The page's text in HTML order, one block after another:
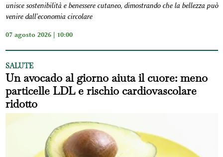
unisce sostenibilità e benessere cutaneo, dimostrando che la bellezza può
venire dall'economia circolare
07 agosto 2026 | 10:00
SALUTE
Un avocado al giorno aiuta il cuore: meno
particelle LDL e rischio cardiovascolare
ridotto